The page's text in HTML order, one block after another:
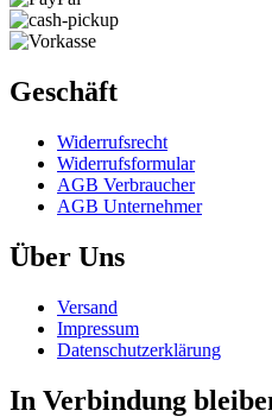
Geschäft
Widerrufs­recht
Widerrufs­formular
AGB Verbraucher
AGB Unternehmer
Über Uns
Versand
Impressum
Daten­schutz­erklärung
In Verbindung